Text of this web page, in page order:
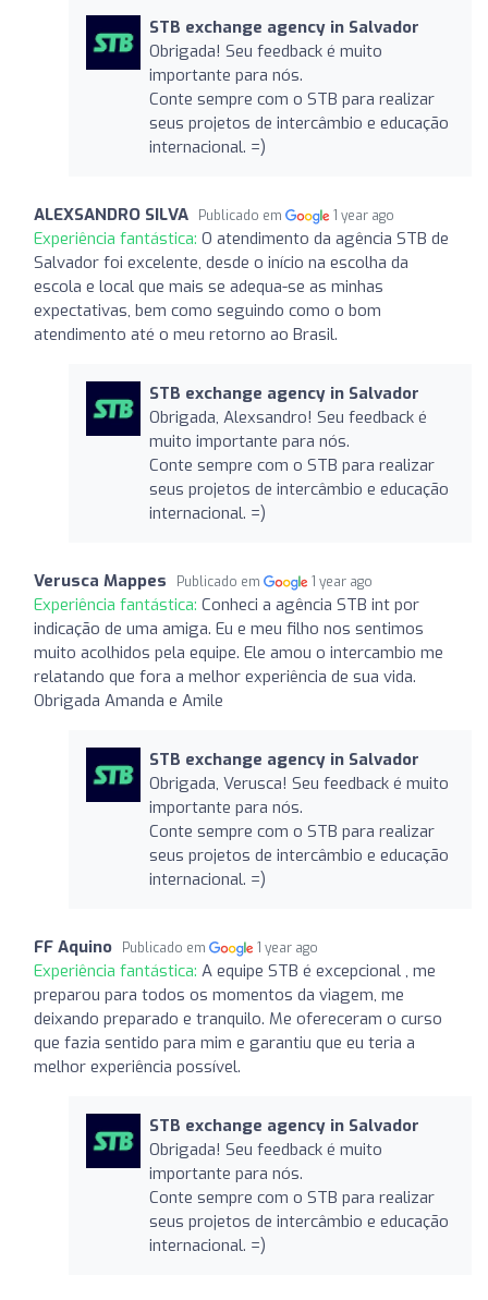
STB exchange agency in Salvador
Obrigada! Seu feedback é muito
importante para nós.
Conte sempre com o STB para realizar
seus projetos de intercâmbio e educação
internacional. =)
ALEXSANDRO SILVA Publicado em 1 year ago
Experiência fantástica: O atendimento da agência STB de
Salvador foi excelente, desde o início na escolha da
escola e local que mais se adequa-se as minhas
expectativas, bem como seguindo como o bom
atendimento até o meu retorno ao Brasil.
STB exchange agency in Salvador
Obrigada, Alexsandro! Seu feedback é
muito importante para nós.
Conte sempre com o STB para realizar
seus projetos de intercâmbio e educação
internacional. =)
Verusca Mappes Publicado em 1 year ago
Experiência fantástica: Conheci a agência STB int por
indicação de uma amiga. Eu e meu filho nos sentimos
muito acolhidos pela equipe. Ele amou o intercambio me
relatando que fora a melhor experiência de sua vida.
Obrigada Amanda e Amile
STB exchange agency in Salvador
Obrigada, Verusca! Seu feedback é muito
importante para nós.
Conte sempre com o STB para realizar
seus projetos de intercâmbio e educação
internacional. =)
FF Aquino Publicado em 1 year ago
Experiência fantástica: A equipe STB é excepcional , me
preparou para todos os momentos da viagem, me
deixando preparado e tranquilo. Me ofereceram o curso
que fazia sentido para mim e garantiu que eu teria a
melhor experiência possível.
STB exchange agency in Salvador
Obrigada! Seu feedback é muito
importante para nós.
Conte sempre com o STB para realizar
seus projetos de intercâmbio e educação
internacional. =)